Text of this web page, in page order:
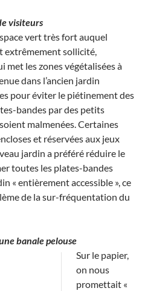
visiteurs
vert très fort auquel
extrêmement sollicité,
met les zones végétalisées à
dans l’ancien jardin
pour éviter le piétinement des
bandes par des petits
malmenées. Certaines
et réservées aux jeux
jardin a préféré réduire le
toutes les plates-bandes
« entièrement accessible », ce
de la sur-fréquentation du
banale pelouse
Sur le papier,
on nous
promettait «